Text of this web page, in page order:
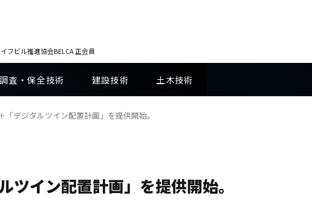
フビル推進協会BELCA 正会員
調査・保全技術 建設技術 土木技術
「デジタルツイン配置計画」を提供開始。
ツイン配置計画」を提供開始。